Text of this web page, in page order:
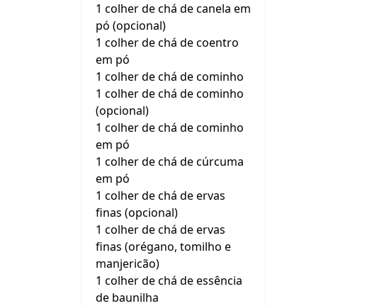
1 colher de chá de canela em
pó (opcional)
1 colher de chá de coentro
em pó
1 colher de chá de cominho
1 colher de chá de cominho
(opcional)
1 colher de chá de cominho
em pó
1 colher de chá de cúrcuma
em pó
1 colher de chá de ervas
finas (opcional)
1 colher de chá de ervas
finas (orégano, tomilho e
manjericão)
1 colher de chá de essência
de baunilha